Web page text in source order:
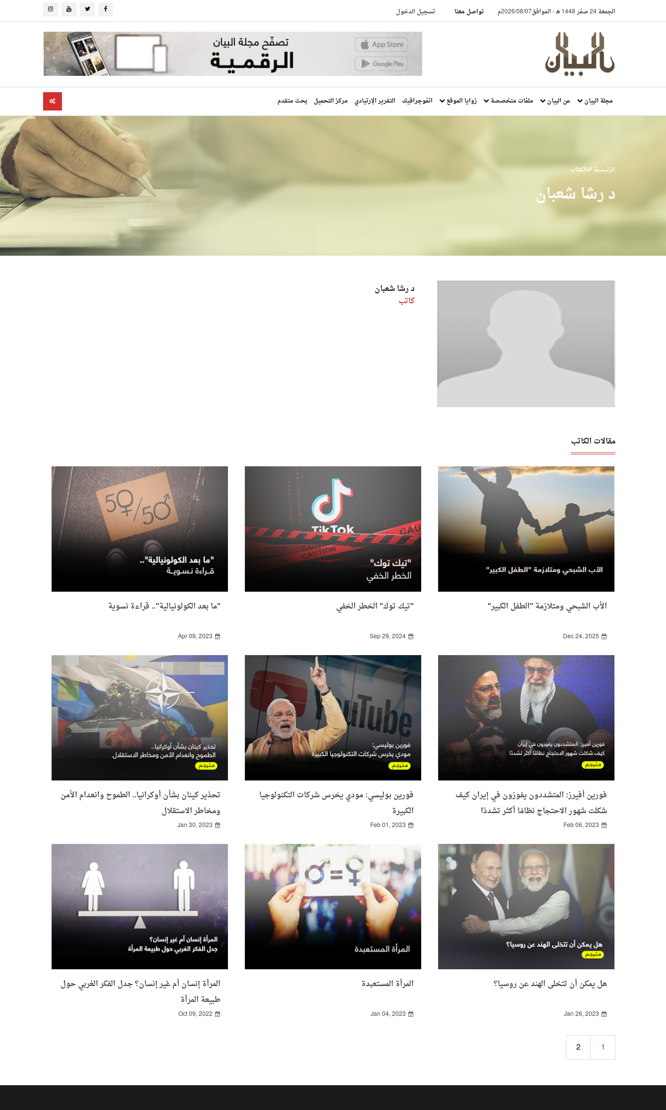
الجمعة 24 صفر 1448 هـ -الموافق2026/08/07م تواصل معنا تسجيل الدخول
مجلة البيان عن البيان ملفات متخصصة زوايا الموقع انفوجرافيك التقرير الإرتيادي مركز التحميل بحث متقدم
الرئيسية الكتاب
د رشا شعبان
د رشا شعبان
كاتب
مقالات الكاتب
الأب الشبحي ومتلازمة "الطفل الكبير"
Dec 24, 2025
"تيك توك" الخطر الخفي
Sep 29, 2024
"ما بعد الكولونيالية".. قراءة نسوية
Apr 09, 2023
فورين أفيرز: المتشددون يفوزون في إيران كيف
شكلت شهور الاحتجاج نظامًا أكثر تشددًا
Feb 06, 2023
فورين بوليسي: مودي يخرس شركات التكنولوجيا
الكبيرة
Feb 01, 2023
تحذير كينان بشأن أوكرانيا.. الطموح وانعدام الأمن
ومخاطر الاستقلال
Jan 30, 2023
هل يمكن أن تتخلى الهند عن روسيا؟
Jan 26, 2023
المرأة المستعبدة
Jan 04, 2023
المرأة إنسان أم غير إنسان؟ جدل الفكر الغربي حول
طبيعة المرأة
Oct 09, 2022
1
2